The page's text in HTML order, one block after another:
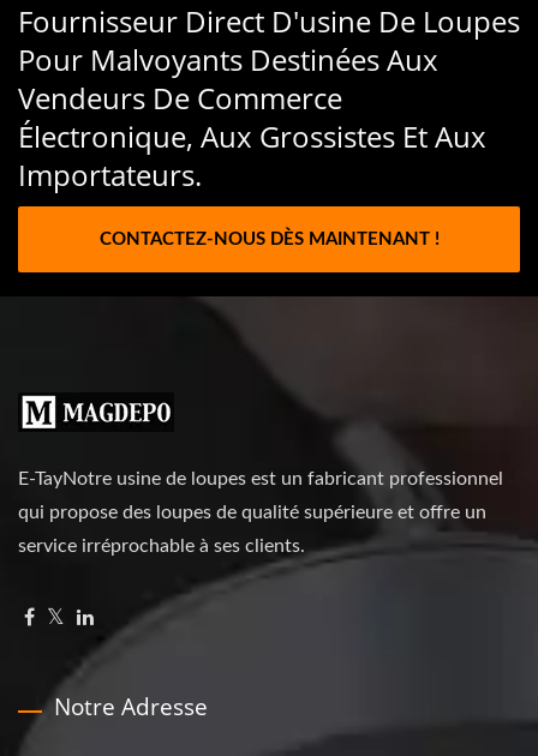
Fournisseur Direct D'usine De Loupes
Pour Malvoyants Destinées Aux
Vendeurs De Commerce
Électronique, Aux Grossistes Et Aux
Importateurs.
CONTACTEZ-NOUS DÈS MAINTENANT !
E-TayNotre usine de loupes est un fabricant professionnel
qui propose des loupes de qualité supérieure et offre un
service irréprochable à ses clients.
Notre Adresse